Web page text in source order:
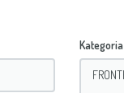
Kategoria